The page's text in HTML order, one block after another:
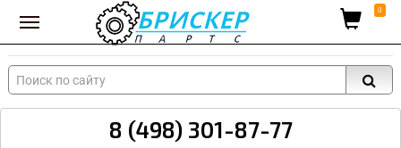
Вход для поставщиков 0
8 (498) 301-87-77